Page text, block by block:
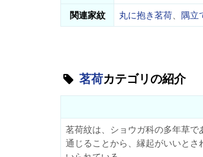
関連家紋
丸に抱き茗荷、 隅立
茗荷カテゴリの紹介
茗荷紋は、ショウガ科の多年草
通じることから、縁起がいいと